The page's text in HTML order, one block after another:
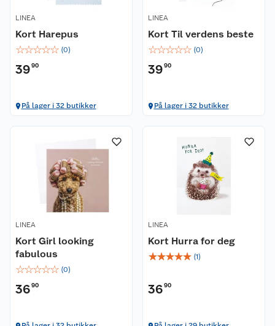
LINEA
Kort Harepus
☆☆☆☆☆ (0)
3990
På lager i 32 butikker
LINEA
Kort Til verdens beste
☆☆☆☆☆ (0)
3990
På lager i 32 butikker
LINEA
Kort Girl looking
fabulous
☆☆☆☆☆ (0)
3690
LINEA
Kort Hurra for deg
☆☆☆☆☆ (1)
3690